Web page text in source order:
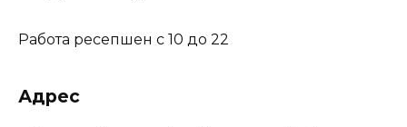
Работа ресепшен с 10 до 22
Адрес